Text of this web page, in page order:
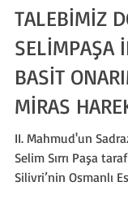
Silivri Tarih Derneği
1
TALEBİMİZ
SELİMPAŞA
BASİT
MİRAS